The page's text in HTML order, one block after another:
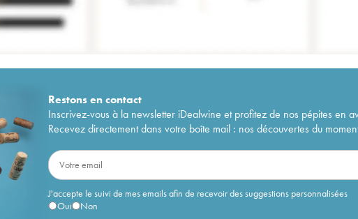
Restons encontact
Inscrivez-vous à la newsletter iDealwine et profitez de nos pépites en
Recevez directement dans votre boîte mail : nos découvertes du
J'accepte le suivi de mes emails afin de recevoir des suggestions personnalisées
Oui
Non